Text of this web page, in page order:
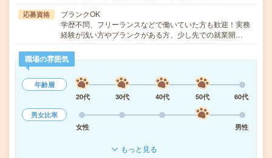
応募資格
ブランクOK
学歴不問、フリーランスなどで働いていた方も歓迎！実務
経験が浅い方やブランクがある方、少し先での就業開…
職場の雰囲気
年齢層
20代
30代 40代 50代
60代
男女比率
女性
男性
もっと見る